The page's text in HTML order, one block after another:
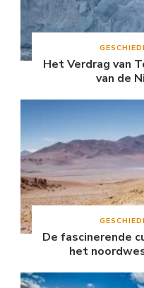
Het Verdrag van
van de
De fascinerende
het